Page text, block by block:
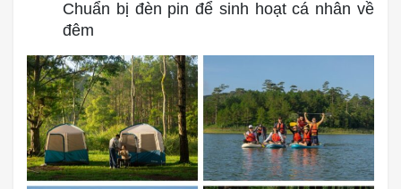
Chuẩn bị đèn pin để sinh hoạt cá nhân về
đêm